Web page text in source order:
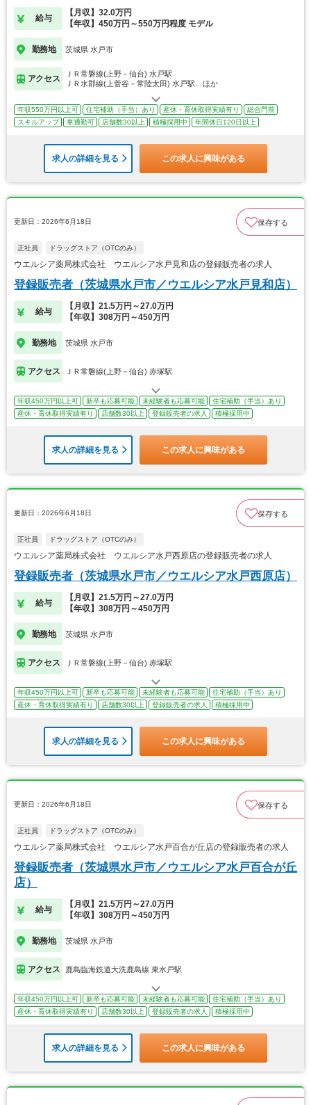
給与
【月収】32.0万円
【年収】450万円～550万円程度 モデル
勤務地 茨城県 水戸市
アクセス
ＪＲ常磐線(上野－仙台) 水戸駅
ＪＲ水郡線(上菅谷－常陸太田) 水戸駅…ほか
年収550万円以上可 住宅補助（手当）あり 産休・育休取得実績有り
総合門前
スキルアップ
車通勤可 店舗数30以上 積極採用中 年間休日120日以上
求人の詳細を見る この求人に興味がある
更新日：2026年6月18日 保存する
正社員 ドラッグストア（OTCのみ）
ウエルシア薬局株式会社 ウエルシア水戸見和店の登録販売者の求人
登録販売者（茨城県水戸市／ウエルシア水戸見和店）
給与
【月収】21.5万円～27.0万円
【年収】308万円～450万円
勤務地 茨城県 水戸市
アクセス ＪＲ常磐線(上野－仙台) 赤塚駅
年収450万円以上可 新卒も応募可能 未経験者も応募可能
住宅補助（手当）あり
産休・育休取得実績有り
店舗数30以上 登録販売者の求人 積極採用中
求人の詳細を見る この求人に興味がある
更新日：2026年6月18日 保存する
正社員 ドラッグストア（OTCのみ）
ウエルシア薬局株式会社 ウエルシア水戸西原店の登録販売者の求人
登録販売者（茨城県水戸市／ウエルシア水戸西原店）
給与
【月収】21.5万円～27.0万円
【年収】308万円～450万円
勤務地 茨城県 水戸市
アクセス ＪＲ常磐線(上野－仙台) 赤塚駅
年収450万円以上可 新卒も応募可能 未経験者も応募可能
住宅補助（手当）あり
産休・育休取得実績有り
店舗数30以上 登録販売者の求人 積極採用中
求人の詳細を見る この求人に興味がある
更新日：2026年6月18日 保存する
正社員 ドラッグストア（OTCのみ）
ウエルシア薬局株式会社 ウエルシア水戸百合が丘店の登録販売者の求人
登録販売者（茨城県水戸市／ウエルシア水戸百合が丘
店）
給与
【月収】21.5万円～27.0万円
【年収】308万円～450万円
勤務地 茨城県 水戸市
アクセス 鹿島臨海鉄道大洗鹿島線 東水戸駅
年収450万円以上可 新卒も応募可能 未経験者も応募可能
住宅補助（手当）あり
産休・育休取得実績有り
店舗数30以上 登録販売者の求人 積極採用中
求人の詳細を見る この求人に興味がある